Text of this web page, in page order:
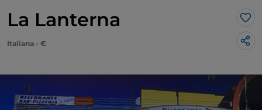
La Lanterna
Italiana - €